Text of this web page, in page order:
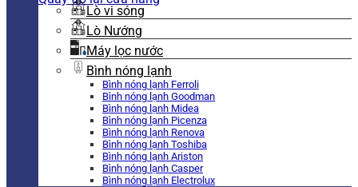
Lò vi sóng
Lò Nướng
Máy lọc nước
Bình nóng lạnh
Bình nóng lạnh Ferroli
Bình nóng lạnh Goodman
Bình nóng lạnh Midea
Bình nóng lạnh Picenza
Bình nóng lạnh Renova
Bình nóng lạnh Toshiba
Bình nóng lạnh Ariston
Bình nóng lạnh Casper
Bình nóng lạnh Electrolux